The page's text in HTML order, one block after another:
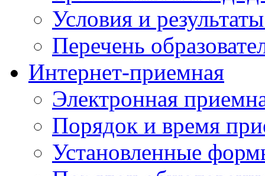
Условия и
Перечень
Интернет-приемная
Электронная
Порядок и время
Установленные